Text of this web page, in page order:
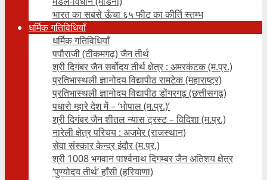
भारत का सबसे ऊँचा ६५ फीट का कीर्ति स्तम्भ
धर्मिक गतिविधियाँ
धर्मिक गतिविधियाँ
पपौराजी (टीकमगढ़) जैन तीर्थ
श्री दिगंबर जैन सर्वोदय तीर्थ क्षेत्र : अमरकंटक (म.प्र.)
प्रतिभास्थली ज्ञानोदय विद्यापीठ रामटेक (महाराष्ट्र)
प्रतिभास्थली ज्ञानोदय विद्यापीठ डोंगरगढ़ (छत्तीसगढ़)
पधारो म्हारे देश में – ‘भोपाल (म.प्र.)’
श्री दिगंबर जैन शीतल न्यास ट्रस्ट – विदिशा (म.प्र.)
नारेली क्षेत्र परिचय : अजमेर (राजस्थान)
सेवा संस्कार केन्द्र इंदौर (म.प्र.)
श्री 1008 भगवान पार्श्वनाथ दिगम्बर जैन अतिशय क्षे‍त्र
‘पुण्योदय तीर्थ’ हाँसी (हरियाणा)